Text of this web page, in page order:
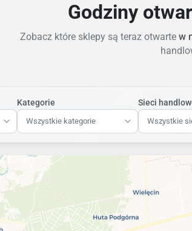
Godziny
Zobacz które sklepy są teraz otwartew
Kategorie
Wszystkie kategorie
Sieci
Wszystkie